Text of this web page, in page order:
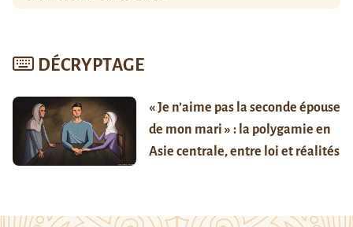
DÉCRYPTAGE
« Je n’aime pas la seconde épouse
de mon mari » : la polygamie en
Asie centrale, entre loi et réalités